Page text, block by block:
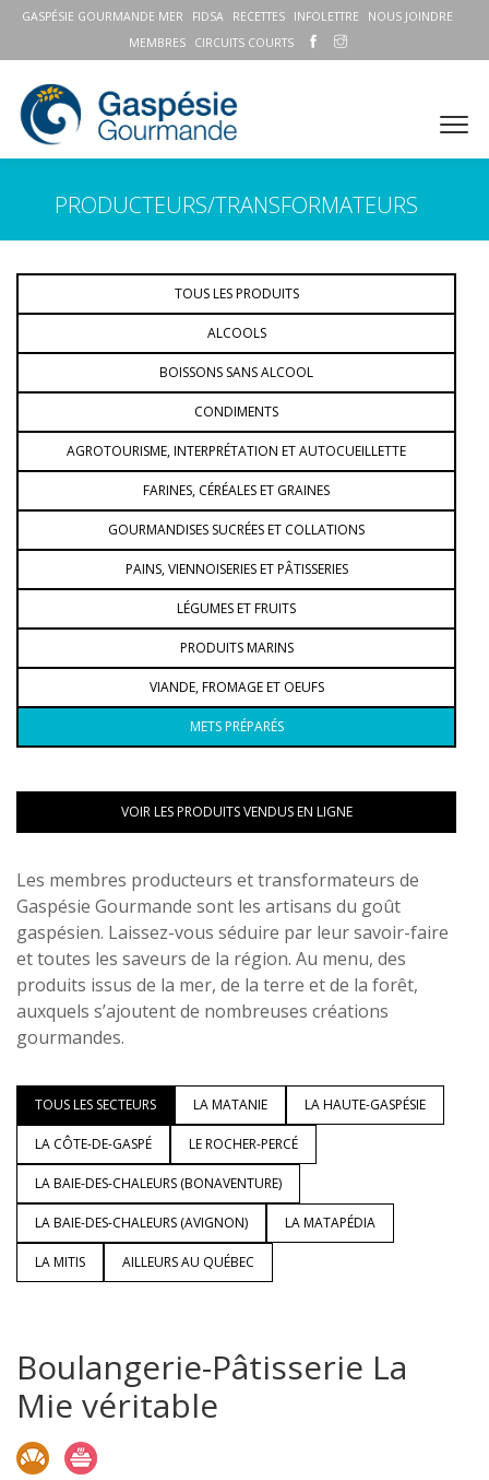
GASPÉSIE GOURMANDE MER FIDSA RECETTES INFOLETTRE
NOUS JOINDRE
MEMBRES
CIRCUITS COURTS
PRODUCTEURS/TRANSFORMATEURS
TOUS LES PRODUITS
ALCOOLS
BOISSONS SANS ALCOOL
CONDIMENTS
AGROTOURISME, INTERPRÉTATION ET AUTOCUEILLETTE
FARINES, CÉRÉALES ET GRAINES
GOURMANDISES SUCRÉES ET COLLATIONS
PAINS, VIENNOISERIES ET PÂTISSERIES
LÉGUMES ET FRUITS
PRODUITS MARINS
VIANDE, FROMAGE ET OEUFS
METS PRÉPARÉS
VOIR LES PRODUITS VENDUS EN LIGNE
Les membres producteurs et transformateurs de
Gaspésie Gourmande sont les artisans du goût
gaspésien. Laissez-vous séduire par leur savoir-faire
et toutes les saveurs de la région. Au menu, des
produits issus de la mer, de la terre et de la forêt,
auxquels s’ajoutent de nombreuses créations
gourmandes.
TOUS LES SECTEURS LA MATANIE LA HAUTE-GASPÉSIE
LA CÔTE-DE-GASPÉ LE ROCHER-PERCÉ
LA BAIE-DES-CHALEURS (BONAVENTURE)
LA BAIE-DES-CHALEURS (AVIGNON) LA MATAPÉDIA
LA MITIS AILLEURS AU QUÉBEC
Boulangerie-Pâtisserie La
Mie véritable